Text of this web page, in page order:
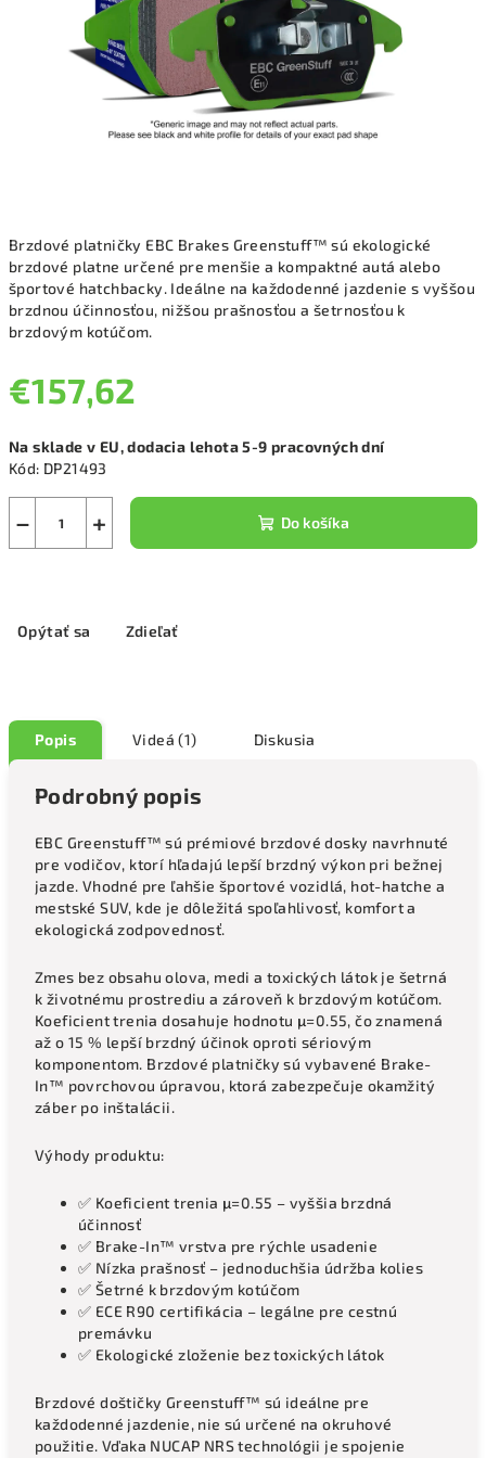
Brzdové platničky EBC Brakes Greenstuff™ sú ekologické
brzdové platne určené pre menšie a kompaktné autá alebo
športové hatchbacky. Ideálne na každodenné jazdenie s vyššou
brzdnou účinnosťou, nižšou prašnosťou a šetrnosťou k
brzdovým kotúčom.
€157,62
cena:
Na sklade v EU, dodacia lehota 5-9 pracovných dní
Kód: DP21493
+
− Do košíka
Opýtať sa Zdieľať
Popis Videá (1) Diskusia
Podrobný popis
EBC Greenstuff™ sú prémiové brzdové dosky navrhnuté
pre vodičov, ktorí hľadajú lepší brzdný výkon pri bežnej
jazde. Vhodné pre ľahšie športové vozidlá, hot-hatche a
mestské SUV, kde je dôležitá spoľahlivosť, komfort a
ekologická zodpovednosť.
Zmes bez obsahu olova, medi a toxických látok je šetrná
k životnému prostrediu a zároveň k brzdovým kotúčom.
Koeficient trenia dosahuje hodnotu μ=0.55, čo znamená
až o 15 % lepší brzdný účinok oproti sériovým
komponentom. Brzdové platničky sú vybavené Brake-
In™ povrchovou úpravou, ktorá zabezpečuje okamžitý
záber po inštalácii.
Výhody produktu:
✅ Koeficient trenia μ=0.55 – vyššia brzdná
účinnosť
✅ Brake-In™ vrstva pre rýchle usadenie
✅ Nízka prašnosť – jednoduchšia údržba kolies
✅ Šetrné k brzdovým kotúčom
✅ ECE R90 certifikácia – legálne pre cestnú
premávku
✅ Ekologické zloženie bez toxických látok
Brzdové doštičky Greenstuff™ sú ideálne pre
každodenné jazdenie, nie sú určené na okruhové
použitie. Vďaka NUCAP NRS technológii je spojenie